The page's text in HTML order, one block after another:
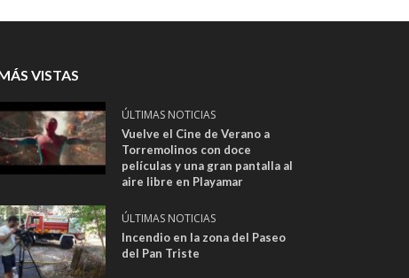
VISTAS
ÚLTIMAS NOTICIAS
Vuelve el Cine de Verano a
Torremolinos con doce
películas y una gran pantalla al
aire libre en Playamar
ÚLTIMAS NOTICIAS
Incendio en la zona del Paseo
del Pan Triste